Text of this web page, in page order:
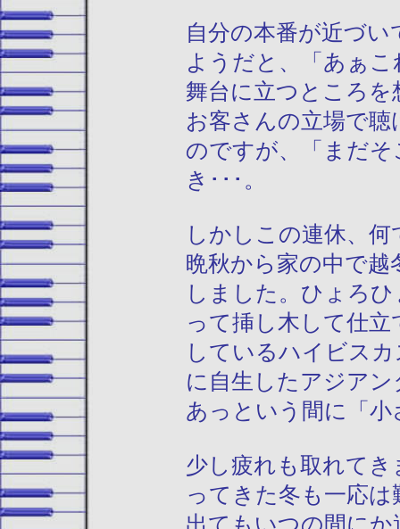
自分の本番が近づ
ようだと、「あぁ
舞台に立つところ
お客さんの立場で
のですが、「まだ
き･･･。
しかしこの連休、
晩秋から家の中で
しました。ひょろ
って挿し木して仕
しているハイビス
に自生したアジア
あっという間に「
少し疲れも取れて
ってきた冬も一応
出てもいつの間に